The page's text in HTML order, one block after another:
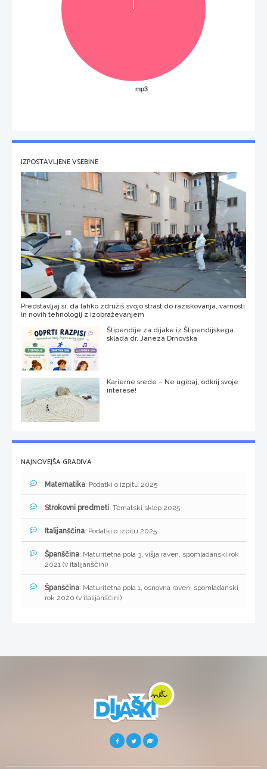
IZPOSTAVLJENE VSEBINE
Predstavljaj si, da lahko združiš svojo strast do raziskovanja, varnosti
in novih tehnologij z izobraževanjem
Štipendije za dijake iz Štipendijskega
sklada dr. Janeza Drnovška
Karierne srede – Ne ugibaj, odkrij svoje
interese!
NAJNOVEJŠA GRADIVA
Matematika: Podatki o izpitu 2025
Strokovni predmeti: Tematski sklop 2025
Italijanščina: Podatki o izpitu 2025
Španščina: Maturitetna pola 3, višja raven, spomladanski rok
2021 (v italijanščini)
Španščina: Maturitetna pola 1, osnovna raven, spomladanski
rok 2020 (v italijanščini)